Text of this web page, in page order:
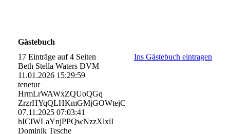
Gästebuch
17 Einträge auf 4 Seiten
Ins Gästebuch eintragen
Beth Stella Waters DVM
11.01.2026 15:29:59
tenetur
HrmLrWAWxZQUoQGq
ZrzrHYqQLHKmGMjGOWtejC
07.11.2025 07:03:41
hICIWLaYnjPPQwNzzXlxiI
Dominik Tesche